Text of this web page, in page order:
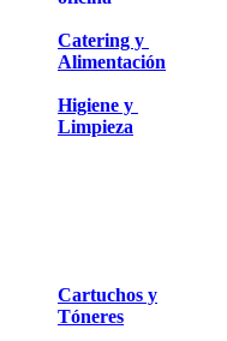
Catering y
Alimentación
Higiene y
Limpieza
Cartuchos y
Tóneres